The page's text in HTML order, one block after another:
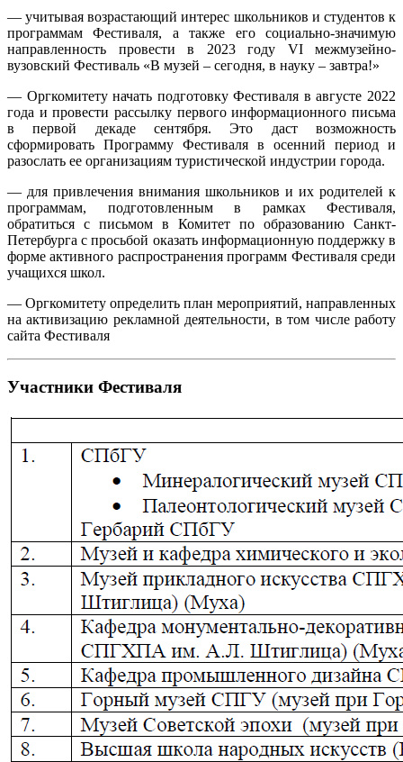
— учитывая возрастающий интерес школьников и студентов к
программам Фестиваля, а также его социально-значимую
направленность провести в 2023 году VI межмузейно-
вузовский Фестиваль «В музей – сегодня, в науку – завтра!»
— Оргкомитету начать подготовку Фестиваля в августе 2022
года и провести рассылку первого информационного письма
в первой декаде сентября. Это даст возможность
сформировать Программу Фестиваля в осенний период и
разослать ее организациям туристической индустрии города.
— для привлечения внимания школьников и их родителей к
программам, подготовленным в рамках Фестиваля,
обратиться с письмом в Комитет по образованию Санкт-
Петербурга с просьбой оказать информационную поддержку в
форме активного распространения программ Фестиваля среди
учащихся школ.
— Оргкомитету определить план мероприятий, направленных
на активизацию рекламной деятельности, в том числе работу
сайта Фестиваля
Участники Фестиваля